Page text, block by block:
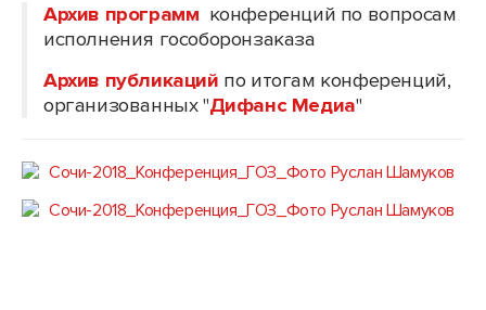
Архив программ конференций по вопросам
исполнения гособоронзаказа
Архив публикаций по итогам конференций,
организованных "Дифанс Медиа"